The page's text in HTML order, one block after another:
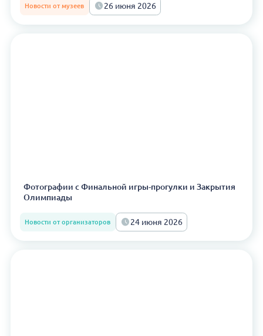
Новости от музеев 26 июня 2026
Фотографии с Финальной игры-прогулки и Закрытия
Олимпиады
Новости от организаторов 24 июня 2026